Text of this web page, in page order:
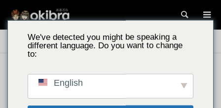
搜索
冲绳景点 咖啡馆
今归仁村 咖啡
Lucian Blue/冲绳县今归仁村 在一栋
已有62年历史的古民居中体验……
We've detected you might be speaking a
different language. Do you want to change
to:
English